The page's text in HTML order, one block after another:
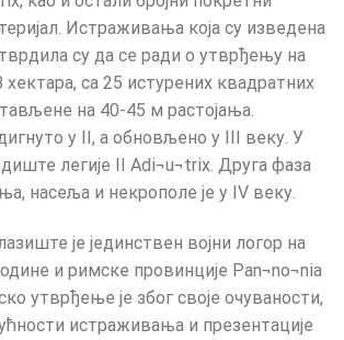
Истраживања која су изведена
су да се ради о утврђењу на
са 25 истурених квадратних
на 40-45 м растојања.
у II, а обновљено у III веку. У
легије II Adi¬u¬trix. Друга фаза
насеља и некрополе је у IV веку.
је јединствен војни логор на
и римске провинције Pan¬no¬nia
утврђење је због своје очуваности,
истраживања и презентације